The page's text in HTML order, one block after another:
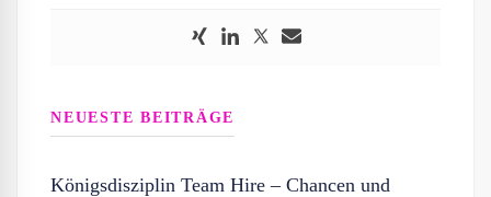
NEUESTE BEITRÄGE
Königsdisziplin Team Hire – Chancen und